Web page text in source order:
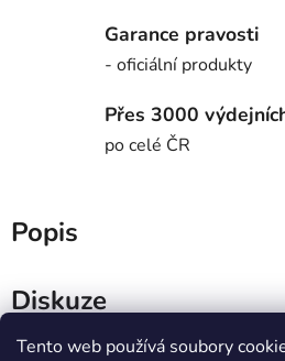
Tento web používá soubory
Garance pravosti
- oficiální produkty
Přes 3000
po celé ČR
Popis
Diskuze